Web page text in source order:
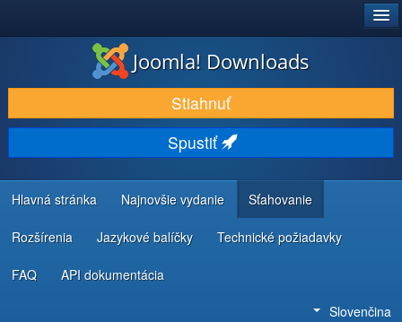
STIAHNUŤ & ROZŠÍRIŤ
OBJAVUJTE & UČTE SA
KOMUNITA & PODPORA
ZDROJE INFORMÁCIÍ PRE VÝVOJÁROV
Joomla! Downloads
Stiahnuť
Spustiť
Hlavná stránka Najnovšie vydanie Sťahovanie
Rozšírenia Jazykové balíčky Technické požiadavky
FAQ API dokumentácia
Slovenčina